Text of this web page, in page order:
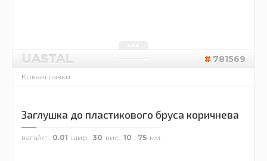
UASTAL 781569
Ковані лавки
Заглушка до пластикового бруса коричнева
вага/кг. 0.01 шир. 30 вис. 10 75